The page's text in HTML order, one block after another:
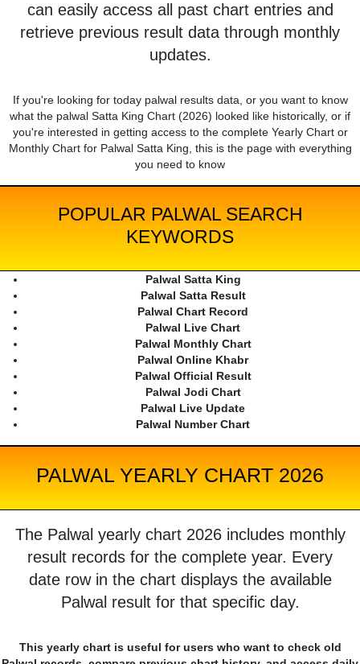
can easily access all past chart entries and
retrieve previous result data through monthly
updates.
If you're looking for today palwal results data, or you want to know
what the palwal Satta King Chart (2026) looked like historically, or if
you're interested in getting access to the complete Yearly Chart or
Monthly Chart for Palwal Satta King, this is the page with everything
you need to know
POPULAR PALWAL SEARCH
KEYWORDS
Palwal Satta King
Palwal Satta Result
Palwal Chart Record
Palwal Live Chart
Palwal Monthly Chart
Palwal Online Khabr
Palwal Official Result
Palwal Jodi Chart
Palwal Live Update
Palwal Number Chart
PALWAL YEARLY CHART 2026
The Palwal yearly chart 2026 includes monthly
result records for the complete year. Every
date row in the chart displays the available
Palwal result for that specific day.
This yearly chart is useful for users who want to check old